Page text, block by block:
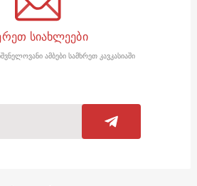
სიახლეები
ამბები სამხრეთ კავკასიაში